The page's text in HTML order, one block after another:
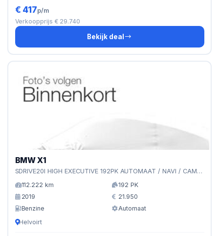
€ 417p/m
Verkoopprijs € 29.740
Bekijk deal
BMW X1
SDRIVE20I HIGH EXECUTIVE 192PK AUTOMAAT / NAVI / CAMERA
112.222 km
192 PK
2019
21.950
Benzine
Automaat
Helvoirt